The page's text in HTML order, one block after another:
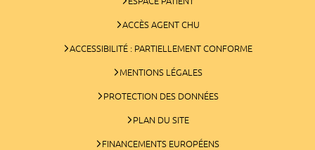
ACCÈS AGENT CHU
ACCESSIBILITÉ : PARTIELLEMENT CONFORME
MENTIONS LÉGALES
PROTECTION DES DONNÉES
PLAN DU SITE
FINANCEMENTS EUROPÉENS